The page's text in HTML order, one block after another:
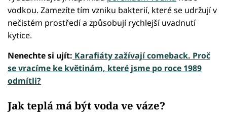
vodkou. Zamezíte tím vzniku bakterií, které se udržují v
nečistém prostředí a způsobují rychlejší uvadnutí
kytice.
Nenechte si ujít: Karafiáty zažívají comeback. Proč
se vracíme ke květinám, které jsme po roce 1989
odmítli?
Jak teplá má být voda ve váze?